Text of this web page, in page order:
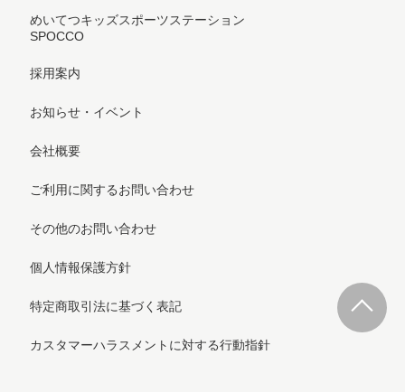
めいてつキッズスポーツステーション
SPOCCO
採用案内
お知らせ・イベント
会社概要
ご利用に関するお問い合わせ
その他のお問い合わせ
個人情報保護方針
特定商取引法に基づく表記
カスタマーハラスメントに対する行動指針